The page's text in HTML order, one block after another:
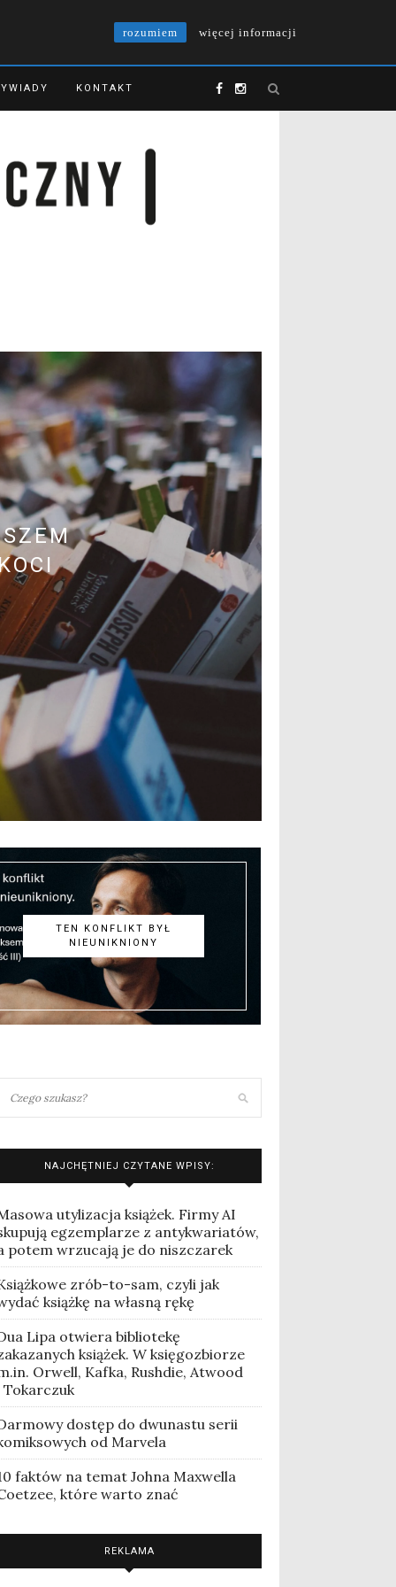
rozumiem więcej informacji
KONTAKT
TEN KONFLIKT BYŁ
NIEUNIKNIONY
NAJCHĘTNIEJ CZYTANE WPISY:
utylizacja książek. Firmy AI
egzemplarze z antykwariatów,
potem wrzucają je do niszczarek
zrób-to-sam, czyli jak
książkę na własną rękę
Lipa otwiera bibliotekę
książek. W księgozbiorze
Orwell, Kafka, Rushdie, Atwood
Tokarczuk
dostęp do dwunastu serii
od Marvela
faktów na temat Johna Maxwella
które warto znać
REKLAMA